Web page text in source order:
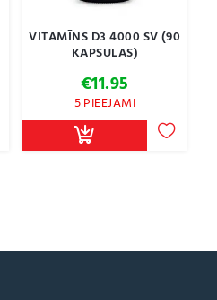
VITAMĪNS D3 4000 SV (90
KAPSULAS)
€11.95
5 PIEEJAMI